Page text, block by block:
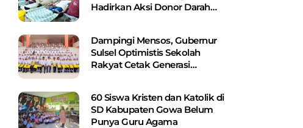
Hadirkan Aksi Donor Darah
Dampingi Mensos, Gubernur
Sulsel Optimistis Sekolah
Rakyat Cetak Generasi
60 Siswa Kristen dan Katolik di
SD Kabupaten Gowa Belum
Punya Guru Agama